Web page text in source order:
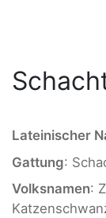
Lateinischer
Gattung:
Volksnamen: